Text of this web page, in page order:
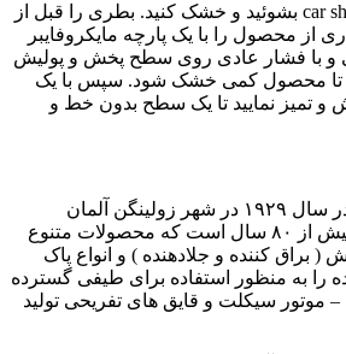
ابتدا اتومبیل را با car shampoo بشوئید و خشک کنید. بطری را قبل از
از محصول را با یک پارچه مایکروفایبر
و با فشار عادی روی سطح پخش و پولیش
تا محصول کمی خشک شود. سپس با یک
و تمیز نمایید تا یک سطح بدون خط و
شرکت اتوسل Autosol در سال ۱۹۲۹ در شهر زولینگن آلمان
تاسیس گردیده است و بیش از ۸۰ سال است که محصولات متنوع
( براق کننده و جلادهنده ) و انواع پاک
را به منظور استفاده برای طیفی گسترده
– موتور سیکلت و قایق های تفریحی تولید